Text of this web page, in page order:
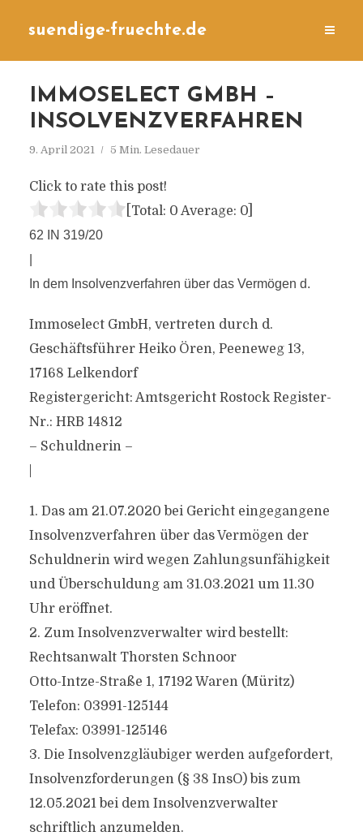
suendige-fruechte.de
IMMOSELECT GMBH –
INSOLVENZVERFAHREN
9. April 2021 5 Min. Lesedauer
Click to rate this post!
[Total: 0 Average: 0]
62 IN 319/20
In dem Insolvenzverfahren über das Vermögen d.
Immoselect GmbH, vertreten durch d.
Geschäftsführer Heiko Ören, Peeneweg 13,
17168 Lelkendorf
Registergericht: Amtsgericht Rostock Register-
Nr.: HRB 14812
– Schuldnerin –
1. Das am 21.07.2020 bei Gericht eingegangene
Insolvenzverfahren über das Vermögen der
Schuldnerin wird wegen Zahlungsunfähigkeit
und Überschuldung am 31.03.2021 um 11.30
Uhr eröffnet.
2. Zum Insolvenzverwalter wird bestellt:
Rechtsanwalt Thorsten Schnoor
Otto-Intze-Straße 1, 17192 Waren (Müritz)
Telefon: 03991-125144
Telefax: 03991-125146
3. Die Insolvenzgläubiger werden aufgefordert,
Insolvenzforderungen (§ 38 InsO) bis zum
12.05.2021 bei dem Insolvenzverwalter
schriftlich anzumelden.